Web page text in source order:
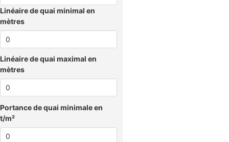
Linéaire de quai minimal en
mètres
Linéaire de quai maximal en
mètres
Portance de quai minimale en
t/m²